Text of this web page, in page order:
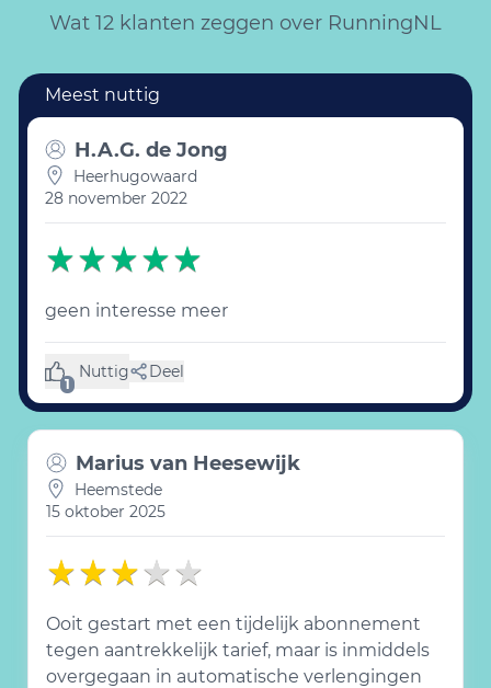
Wat 12 klanten zeggen over RunningNL
H.A.G. de Jong
Heerhugowaard
28 november 2022
geen interesse meer
1
Nuttig
(1 like) Deel
Marius van Heesewijk
Heemstede
15 oktober 2025
Ooit gestart met een tijdelijk abonnement
tegen aantrekkelijk tarief, maar is inmiddels
overgegaan in automatische verlengingen